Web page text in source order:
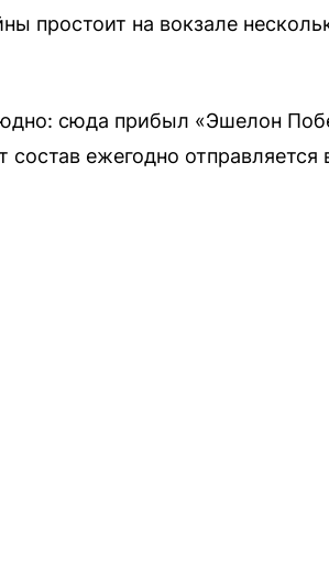
простоит на вокзале
сюда прибыл «Эшелон
ежегодно отправляется